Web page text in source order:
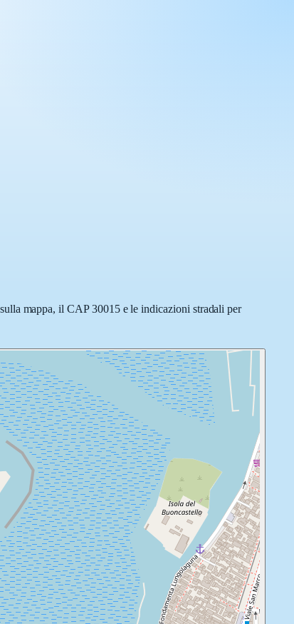
mappa, il CAP 30015 e le indicazioni stradali per